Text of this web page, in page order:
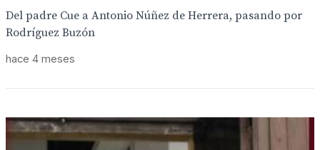
Del padre Cue a Antonio Núñez de Herrera, pasando por
Rodríguez Buzón
hace 4 meses